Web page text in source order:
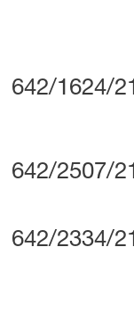
642/1624/21
642/2507/21
642/2334/21